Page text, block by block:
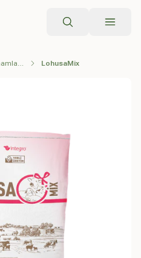
Arama
Premiksler / Tamamlayıcı Yemler LohusaMix